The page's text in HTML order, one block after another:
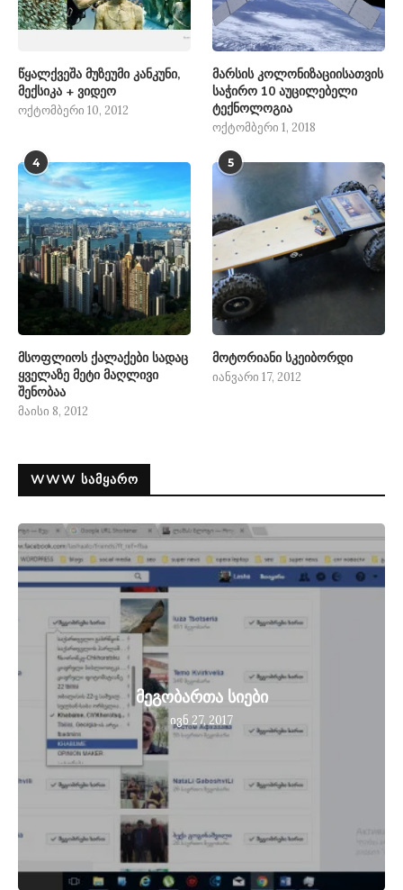
წყალქვეშა მუზეუმი კანკუნი,
მექსიკა + ვიდეო
ოქტომბერი 10, 2012
მარსის კოლონიზაციისათვის
საჭირო 10 აუცილებელი
ტექნოლოგია
ოქტომბერი 1, 2018
4
მსოფლიოს ქალაქები სადაც
ყველაზე მეტი მაღლივი
შენობაა
მაისი 8, 2012
5
მოტორიანი სკეიბორდი
იანვარი 17, 2012
WWW ᲡᲐᲛᲧᲐᲠᲝ
მეგობართა სიები
ივნ 27, 2017